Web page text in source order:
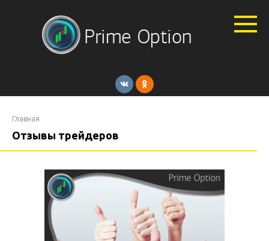
Главная
Отзывы трейдеров